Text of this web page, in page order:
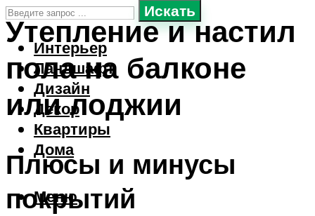
Искать
Интерьер
Ландшафт
Дизайн
Декор
Квартиры
Дома
Меню
Утепление и настил
пола на балконе
или лоджии
Плюсы и минусы
покрытий